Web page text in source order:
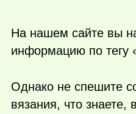
На нашем сайте вы
информацию по тегу
Однако не спешите
вязания, что знаете,